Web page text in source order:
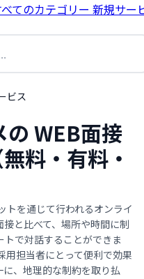
てのカテゴリー 新規サー
ビス
WEB面接
料・有料・
トを通じて行われるオンライ
と比べて、場所や時間に制
で対話することができま
用担当者にとって便利で効果
、地理的な制約を取り払